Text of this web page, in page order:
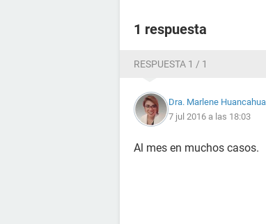
1 respuesta
RESPUESTA 1 / 1
Dra. Marlene
7 jul 2016 a las 18:03
Al mes en muchos casos.